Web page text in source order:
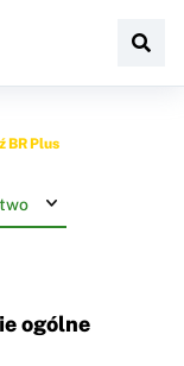
BR Plus
ogólne